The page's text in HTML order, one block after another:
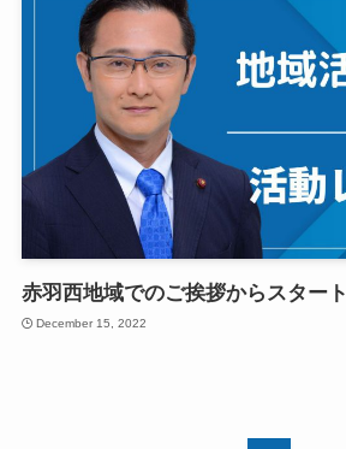
赤羽西地域でのご挨拶からスタート
December 15, 2022